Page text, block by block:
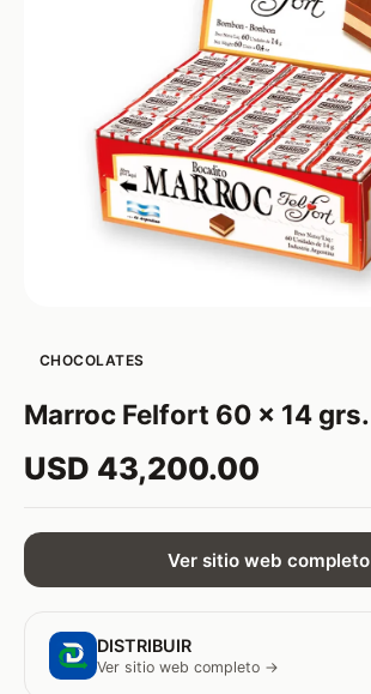
CHOCOLATES
Marroc Felfort 60 x 14 grs.
USD 43,200.00
Ver sitio web completo
DISTRIBUIR
Ver sitio web completo →